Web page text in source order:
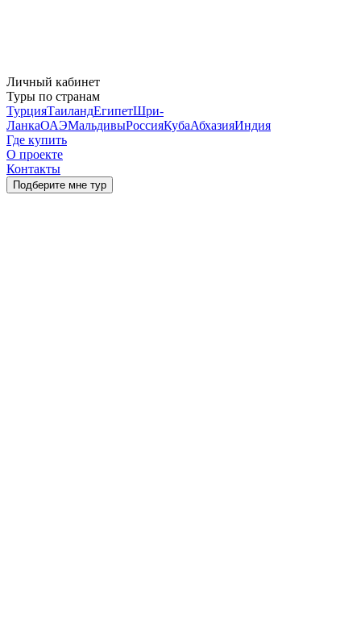
Личный кабинет
Туры по странам
ТурцияТаиландЕгипетШри-
ЛанкаОАЭМальдивыРоссияКубаАбхазияИндия
Где купить
О проекте
Контакты
Подберите мне тур